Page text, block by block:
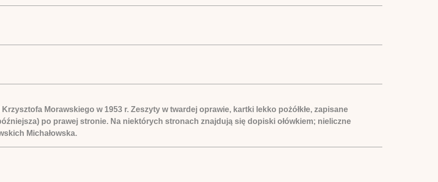
Morawskiego w 1953 r. Zeszyty w twardej oprawie, kartki lekko pożółkłe, zapisane
po prawej stronie. Na niektórych stronach znajdują się dopiski ołówkiem; nieliczne
Michałowska.